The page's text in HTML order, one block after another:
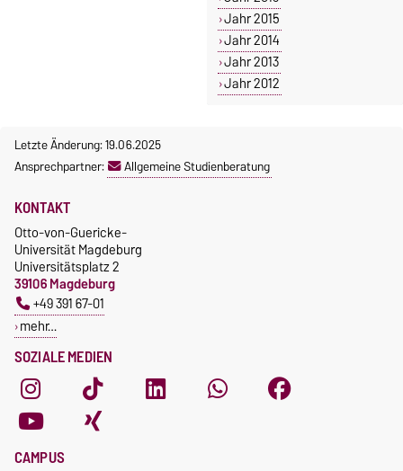
Jahr 2015
Jahr 2014
Jahr 2013
Jahr 2012
Letzte Änderung: 19.06.2025
Ansprechpartner:
Allgemeine Studienberatung
SOZIALE MEDIEN
KONTAKT
Otto-von-Guericke-
Universität Magdeburg
Universitätsplatz 2
39106 Magdeburg
+49 391 67-01
mehr…
CAMPUS